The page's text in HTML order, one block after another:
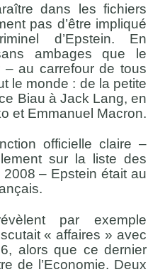
dans les fichiers
pas d’être impliqué
d’Epstein. En
ambages que le
– au carrefour de tous
le monde : de la petite
Biau à Jack Lang, en
et Emmanuel Macron.
officielle claire –
sur la liste des
– Epstein était au
par exemple
« affaires » avec
alors que ce dernier
de l’Economie. Deux